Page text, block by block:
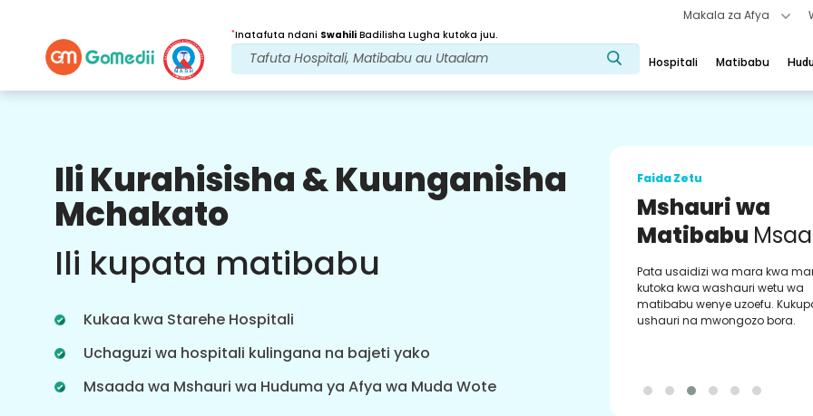
Makala za Afya
*Inatafuta ndani Swahili Badilisha Lugha kutoka juu.
Hospitali Matibabu
Ili Kurahisisha & Kuunganisha
Mchakato
Ili kupata matibabu
Kukaa kwa Starehe Hospitali
Uchaguzi wa hospitali kulingana na bajeti yako
Msaada wa Mshauri wa Huduma ya Afya wa Muda Wote
Faida Zetu
Baada ya
Matibabu ufuatiliaji
wa huduma
mgonjwa wa 24x7 na timu yetu
inayoshughulikia masuala yako kila
wakati. Taarifa za mara kwa mara
kuhusu mahitaji yako ya matibabu.
Faida Zetu
Mshauri wa
Matibabu
Pata usaidizi wa mara kwa
kutoka kwa washauri wetu wa
matibabu wenye uzoefu.
ushauri na mwongozo bora.